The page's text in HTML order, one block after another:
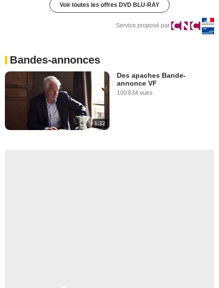
Voir toutes les offres DVD BLU-RAY
Service proposé par
Bandes-annonces
1:22
Des apaches Bande-
annonce VF
100 634 vues